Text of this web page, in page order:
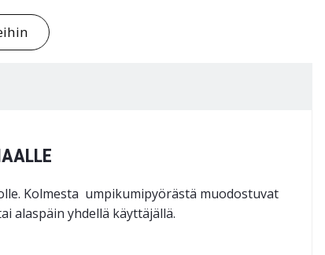
Kolmesta umpikumi­pyörästä muodostuvat
alaspäin yhdellä käyttäjällä.